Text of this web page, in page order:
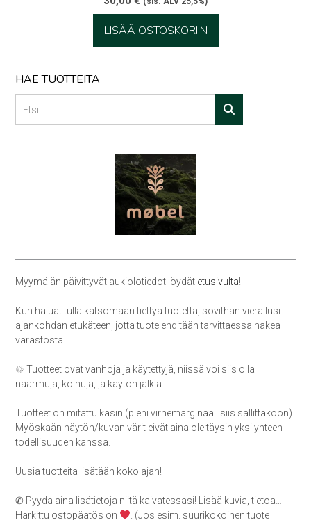
LISÄÄ OSTOSKORIIN
HAE TUOTTEITA
Myymälän päivittyvät aukiolotiedot löydät etusivulta!
Kun haluat tulla katsomaan tiettyä tuotetta, sovithan vierailusi
ajankohdan etukäteen, jotta tuote ehditään tarvittaessa hakea
varastosta.
♲ Tuotteet ovat vanhoja ja käytettyjä, niissä voi siis olla
naarmuja, kolhuja, ja käytön jälkiä.
Tuotteet on mitattu käsin (pieni virhemarginaali siis sallittakoon).
Myöskään näytön/kuvan värit eivät aina ole täysin yksi yhteen
todellisuuden kanssa.
Uusia tuotteita lisätään koko ajan!
✆ Pyydä aina lisätietoja niitä kaivatessasi! Lisää kuvia, tietoa…
Harkittu ostopäätös on
. (Jos esim. suurikokoinen tuote